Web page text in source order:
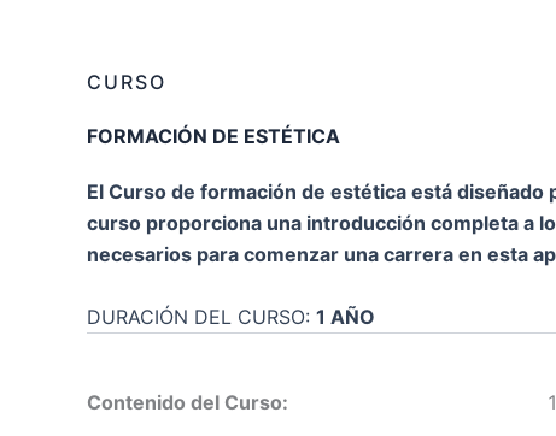
CURSO
FORMACIÓN DE ESTÉTICA
El Curso de formación de estética está
curso proporciona una introducción completa a
necesarios para comenzar una carrera en esta
DURACIÓN DEL CURSO: 1 AÑO
Contenido del Curso: